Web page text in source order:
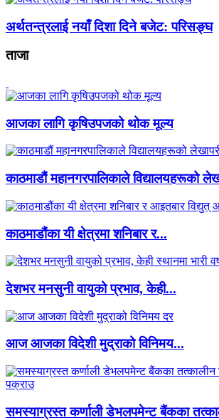
अर्थतन्त्रलाई नयाँ दिशा दिने बजेट: परिसङ्घ
ताजा
आजका लागि कृषिउपजको थोक मूल्य
काठमाडौं महानगरपालिकाले विद्यालयहरूको
काठमाडौंका यी क्षेत्रमा शनिबार र...
देशभर मनसुनी वायुको प्रभाव, केही...
आज आजका विदेशी मुद्राको विनिमय...
समस्याग्रस्त कर्णाली डेभलपमेन्ट बैंकका